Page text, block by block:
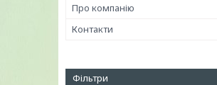
Про компанію
Контакти
Фільтри